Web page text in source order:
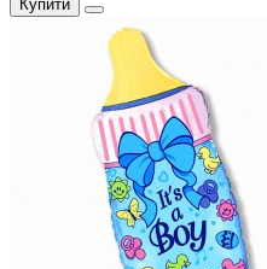
Купити